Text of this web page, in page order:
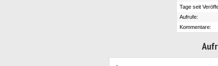
Tage seit
Aufrufe:
Kommentare: